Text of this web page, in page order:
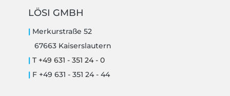
LÖSI GMBH
|Merkurstraße 52
67663 Kaiserslautern
| T +49 631 - 351 24 - 0
|F +49 631 - 351 24 - 44